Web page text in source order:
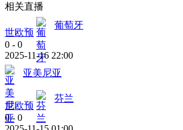
相关直播
世欧预
葡萄牙
0 - 0
2025-11-16 22:00
亚美尼亚
世欧预
芬兰
0 - 0